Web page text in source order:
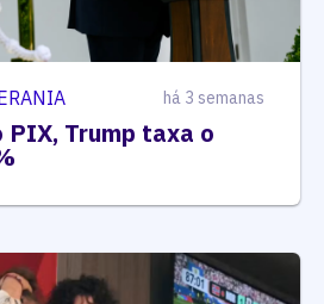
há 3 semanas
PIX, Trump taxa o